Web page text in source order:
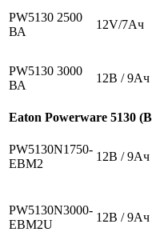
PW5130 2500
ВА
12V/7Aч
PW5130 3000
ВА
12В / 9Ач
Eaton Powerware 5130
PW5130N1750-
EBM2
12В / 9Ач
PW5130N3000-
EBM2U
12В / 9Ач